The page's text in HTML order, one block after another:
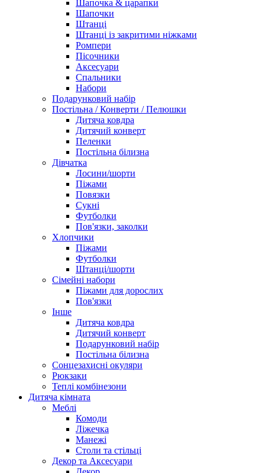
Шапочка & царапки
Шапочки
Штанці
Штанці із закритими ніжками
Ромпери
Пісочники
Аксесуари
Спальники
Набори
Подарунковий набір
Постільна / Конверти / Пелюшки
Дитяча ковдра
Дитячий конверт
Пеленки
Постільна білизна
Дівчатка
Лосини/шорти
Піжами
Повязки
Сукні
Футболки
Пов'язки, заколки
Хлопчики
Піжами
Футболки
Штанці/шорти
Сімейні набори
Піжами для дорослих
Пов'язки
Інше
Дитяча ковдра
Дитячий конверт
Подарунковий набір
Постільна білизна
Сонцезахисні окуляри
Рюкзаки
Теплі комбінезони
Дитяча кімната
Меблі
Комоди
Ліжечка
Манежі
Столи та стільці
Декор та Аксесуари